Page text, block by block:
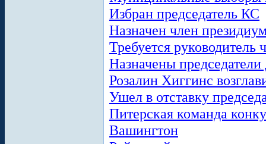
Избран председатель КС
Назначен член
Требуется руководитель
Назначены
Розалин Хиггинс
Ушел в отставку
Питерская команда
Вашингтон